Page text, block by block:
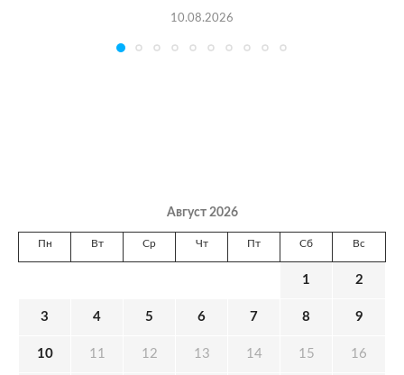
10.08.2026
Август 2026
Пн Вт Ср Чт Пт Сб Вс
1 2
3 4 5 6 7 8 9
10 11 12 13 14 15 16